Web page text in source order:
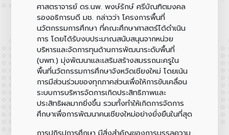
ศาสตราจารย์ ดร.นพ. พงษ์รักษ์ ศรีบัณฑิตมงคล
รองอธิการบดี มช. กล่าวว่า โครงการพื้นที่
นวัตกรรมการศึกษา ที่คณะศึกษาศาสตร์ได้ดำเนิน
การ โดยได้รับงบประมาณสนับสนุนจากหน่วย
บริหารและจัดการทุนด้านการพัฒนาระดับพื้นที่
(บพท.) มุ่งพัฒนาและเสริมสร้างสมรรถนะครูใน
พื้นที่นวัตกรรมการศึกษาจังหวัดเชียงใหม่ โดยเน้น
การมีส่วนร่วมของทุกภาคส่วนเพื่อให้การขับเคลื่อน
ระบบการบริหารจัดการเกิดประสิทธิภาพและ
ประสิทธิผลมากยิ่งขึ้น รวมทั้งทำให้เกิดการจัดการ
ศึกษาเพื่อการพัฒนาคนเชียงใหม่อย่างยั่งยืนในที่สุด